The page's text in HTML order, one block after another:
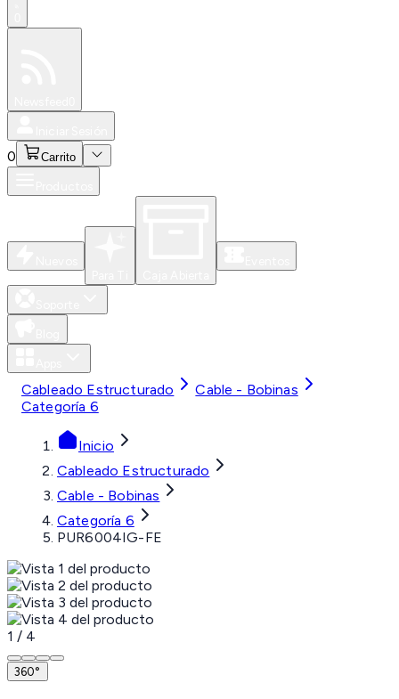
0 Carrito
Cableado Estructurado
Cable - Bobinas
Categoría 6
Inicio
Cableado Estructurado
Cable - Bobinas
Categoría 6
PUR6004IG-FE
1 / 4
360°